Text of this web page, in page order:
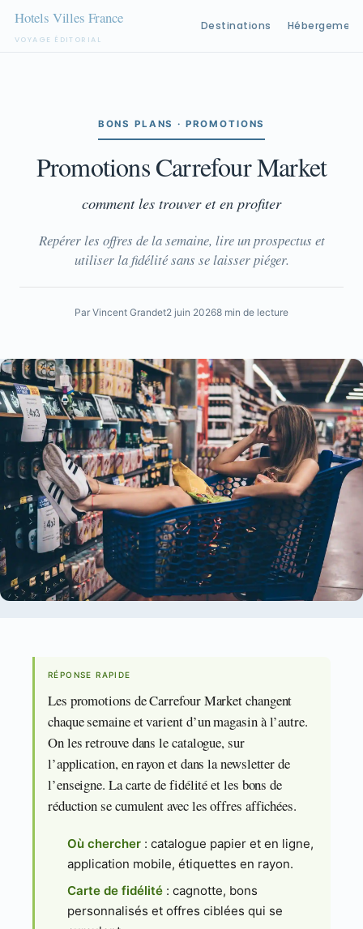
VOYAGE ÉDITORIAL
Destinations Hébergement
BONS PLANS · PROMOTIONS
Promotions Carrefour Market
comment les trouver et en profiter
Repérer les offres de la semaine, lire un prospectus et
utiliser la fidélité sans se laisser piéger.
Par Vincent Grandet2 juin 20268 min de lecture
RÉPONSE RAPIDE
Les promotions de Carrefour Market changent
chaque semaine et varient d’un magasin à l’autre.
On les retrouve dans le catalogue, sur
l’application, en rayon et dans la newsletter de
l’enseigne. La carte de fidélité et les bons de
réduction se cumulent avec les offres affichées.
Où chercher : catalogue papier et en ligne,
application mobile, étiquettes en rayon.
Carte de fidélité : cagnotte, bons
personnalisés et offres ciblées qui se